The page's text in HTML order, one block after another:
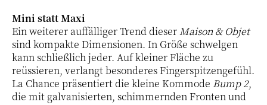
Mini statt Maxi
Ein weiterer auffälliger Trend dieserMaison & Objet
sind kompakte Dimensionen. In Größe schwelgen
kann schließlich jeder. Auf kleiner Fläche zu
reüssieren, verlangt besonderes Fingerspitzengefühl.
La Chance präsentiert die kleine Kommode Bump 2,
die mit galvanisierten, schimmernden Fronten und